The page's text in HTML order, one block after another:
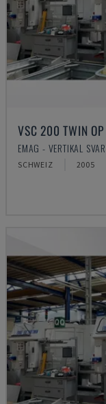
VSC 200 TWIN
EMAG - VERTIKAL
SCHWEIZ 2005